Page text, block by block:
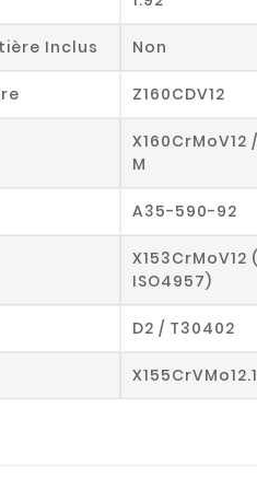
Inclus Non
Z160CDV12
X160CrMoV12
M
A35-590-92
X153CrMoV12
ISO4957)
D2 / T30402
X155CrVMo12.1